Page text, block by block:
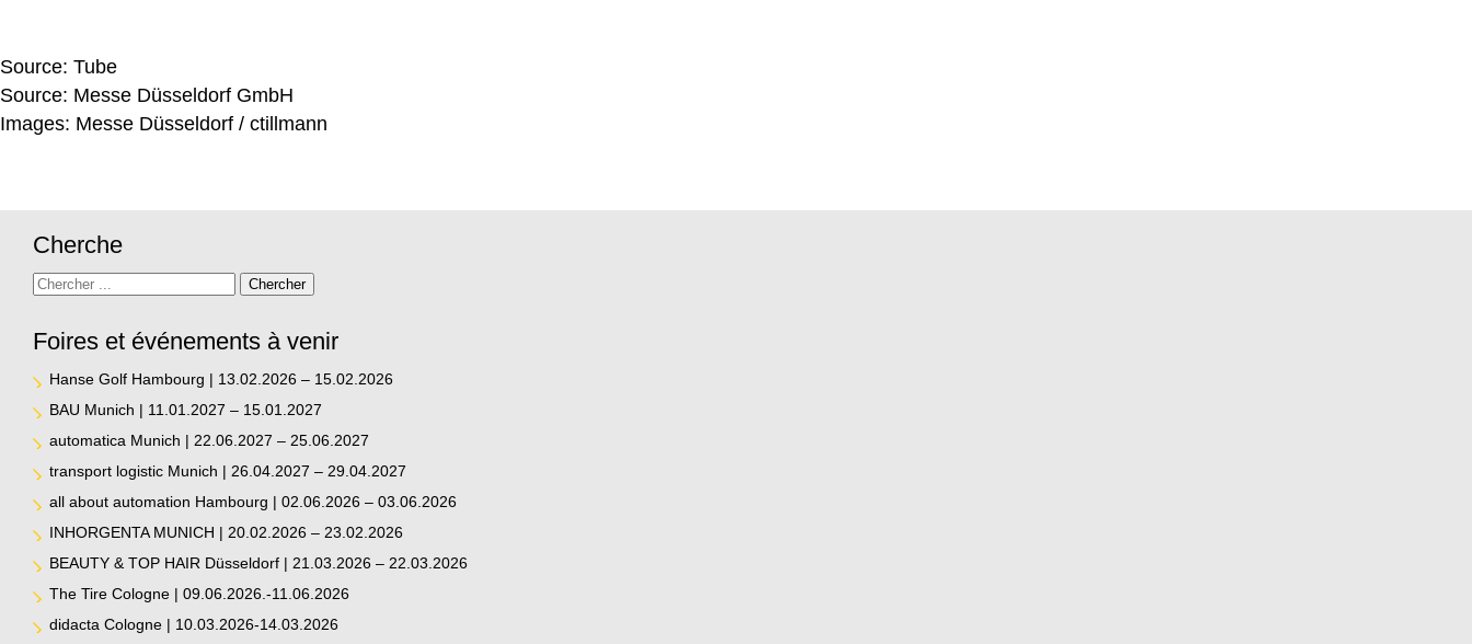
Source: Tube
Source: Messe Düsseldorf GmbH
Images: Messe Düsseldorf / ctillmann
Cherche
Recherchez Chercher
Foires et événements à venir
Hanse Golf Hambourg | 13.02.2026 – 15.02.2026
BAU Munich | 11.01.2027 – 15.01.2027
automatica Munich | 22.06.2027 – 25.06.2027
transport logistic Munich | 26.04.2027 – 29.04.2027
all about automation Hambourg | 02.06.2026 – 03.06.2026
INHORGENTA MUNICH | 20.02.2026 – 23.02.2026
BEAUTY & TOP HAIR Düsseldorf | 21.03.2026 – 22.03.2026
The Tire Cologne | 09.06.2026.-11.06.2026
didacta Cologne | 10.03.2026-14.03.2026